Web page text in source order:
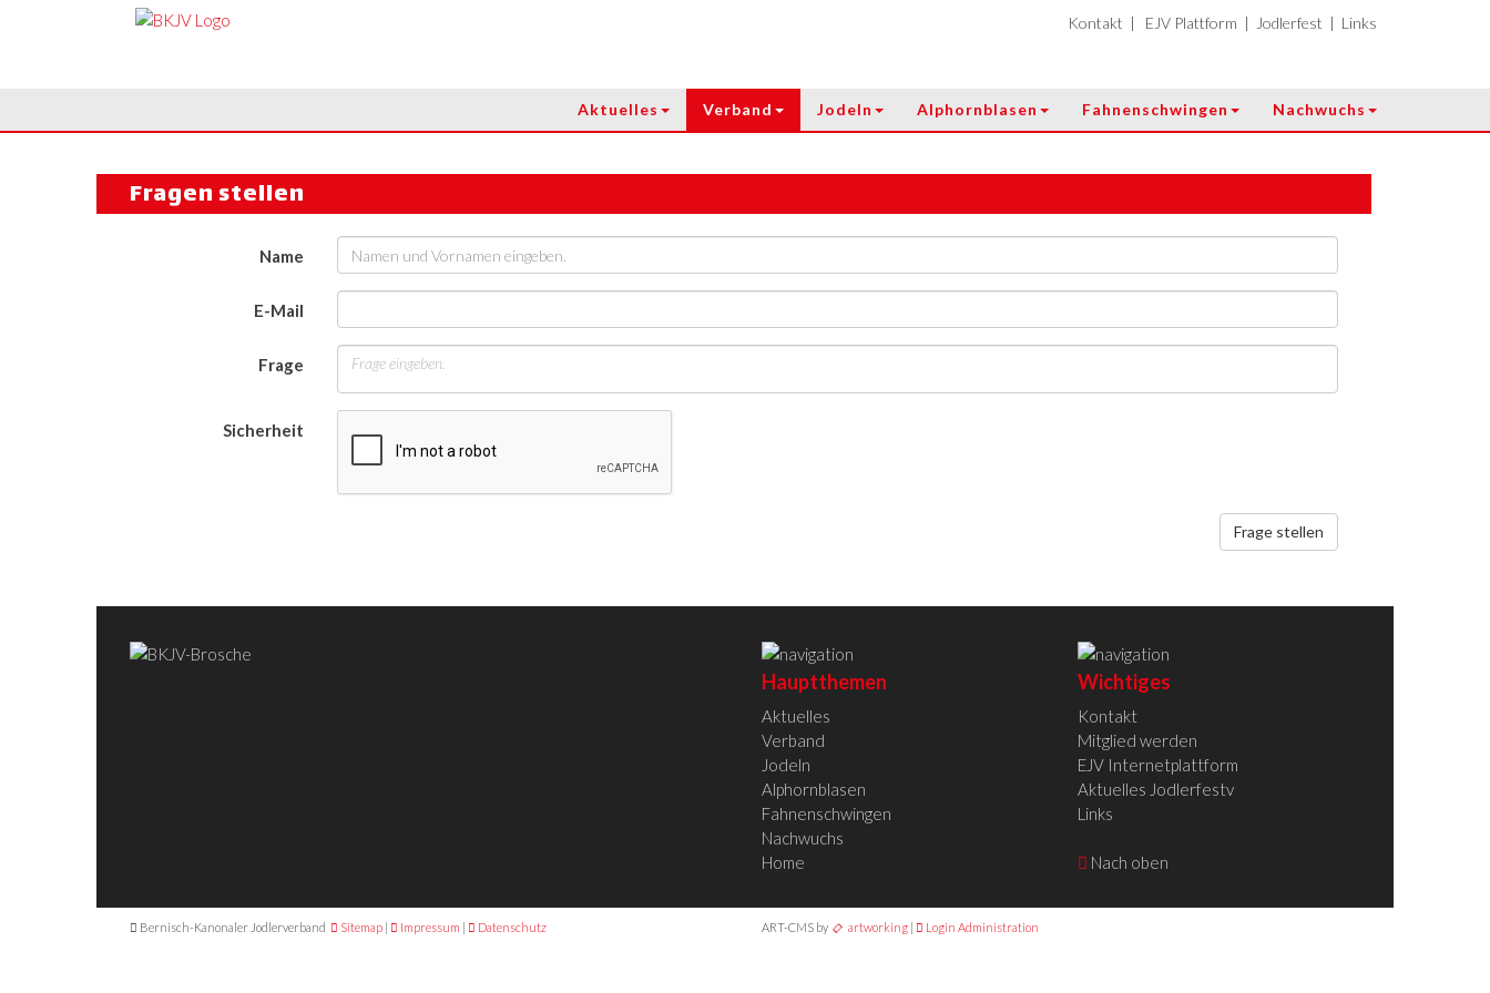
Kontakt | EJV Plattform | Jodlerfest | Links
Aktuelles Verband Jodeln Alphornblasen Fahnenschwingen Nachwuchs
Fragen stellen
Name
E-Mail
Frage
Sicherheit
Frage stellen
Hauptthemen
Aktuelles
Verband
Jodeln
Alphornblasen
Fahnenschwingen
Nachwuchs
Home
Wichtiges
Kontakt
Mitglied werden
EJV Internetplattform
Aktuelles Jodlerfestv
Links
Nach oben
Bernisch-Kanonaler Jodlerverband Sitemap Impressum Datenschutz ART-CMS by artworking Login Administration